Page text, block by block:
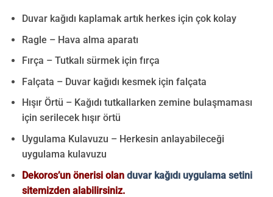
Duvar kağıdı kaplamak artık herkes için çok kolay
Ragle – Hava alma aparatı
Fırça – Tutkalı sürmek için fırça
Falçata – Duvar kağıdı kesmek için falçata
Hışır Örtü – Kağıdı tutkallarken zemine bulaşmaması
için serilecek hışır örtü
Uygulama Kulavuzu – Herkesin anlayabileceği
uygulama kulavuzu
Dekoros’un önerisi olan duvar kağıdı uygulama setini
sitemizden alabilirsiniz.